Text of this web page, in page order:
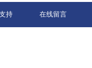
持 在线留言